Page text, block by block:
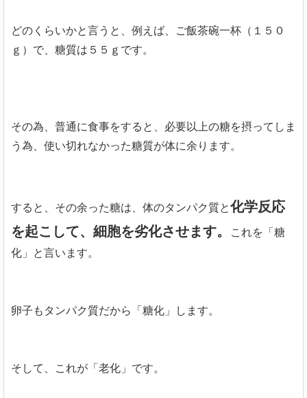
どのくらいかと言うと、例えば、ご飯茶碗一杯（１５０
ｇ）で、糖質は５５ｇです。
その為、普通に食事をすると、必要以上の糖を摂ってしま
う為、使い切れなかった糖質が体に余ります。
すると、その余った糖は、体のタンパク質と化学反応
を起こして、細胞を劣化させます。
これを「糖
化」と言います。
卵子もタンパク質だから「糖化」します。
そして、これが「老化」です。